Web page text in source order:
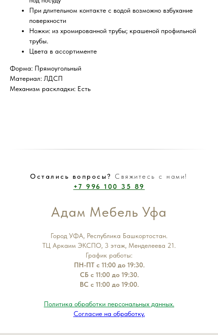
При длительном контакте с водой возможно взбухание
поверхности
Ножки: из хромированной трубы; крашеной профильной
трубы.
Цвета в ассортименте
Форма: Прямоугольный
Материал: ЛДСП
Механизм раскладки: Есть
Остались вопросы?Свяжитесь с нами!
+7 996 100 35 89
Адам Мебель Уфа
Город УФА, Республика Башкортостан.
ТЦ Аркаим ЭКСПО, 3 этаж, Менделеева 21.
График работы:
ПН-ПТ с 11:00 до 19:30.
СБ с 11:00 до 19:30.
ВС с 11:00 до 19:00.
Политика обработки персональных данных.
Согласие на обработку.